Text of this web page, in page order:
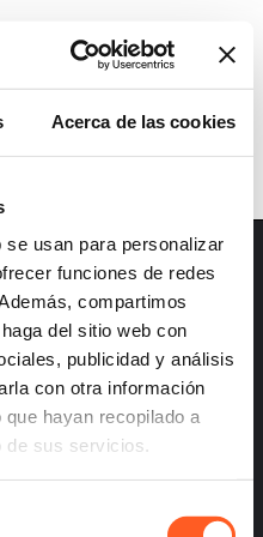
Acerca de las cookies
usan para personalizar
funciones de redes
compartimos
del sitio web con
publicidad y análisis
con otra información
hayan recopilado a
de sus servicios.
(EU)
LEGISLATION ON
IN THE WORLD